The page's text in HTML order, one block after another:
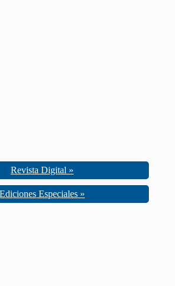
Revista Digital »
Ediciones Especiales »